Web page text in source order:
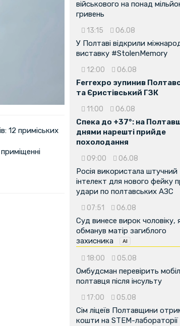
12 приміських
військового на понад
гривень
13:15 06.08
У Полтаві відкрили
виставку #StolenMemory
12:00 06.08
Ferrexpo зупинив
та Єристівський ГЗК
11:00 06.08
Спека до +37°: на
днями нарешті прийде
похолодання
09:00 06.08
Росія використала штучний
інтелект для нового фейку
удари по полтавських АЗС
07:51 06.08
Суд винесе вирок чоловіку,
обманув матір загиблого
захисника
18:00 05.08
Омбудсман перевірить
полтавця після інсульту
17:00 05.08
Сім ліцеїв Полтавщини
кошти на STEM-лабораторії